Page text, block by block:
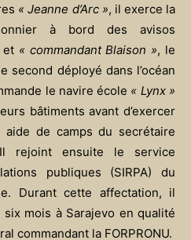
« Jeanne d’Arc », il exerce la
à bord des avisos
et « commandant Blaison », le
second déployé dans l’océan
le navire école « Lynx »
bâtiments avant d’exercer
aide de camps du secrétaire
rejoint ensuite le service
publiques (SIRPA) du
Durant cette affectation, il
mois à Sarajevo en qualité
commandant la FORPRONU.